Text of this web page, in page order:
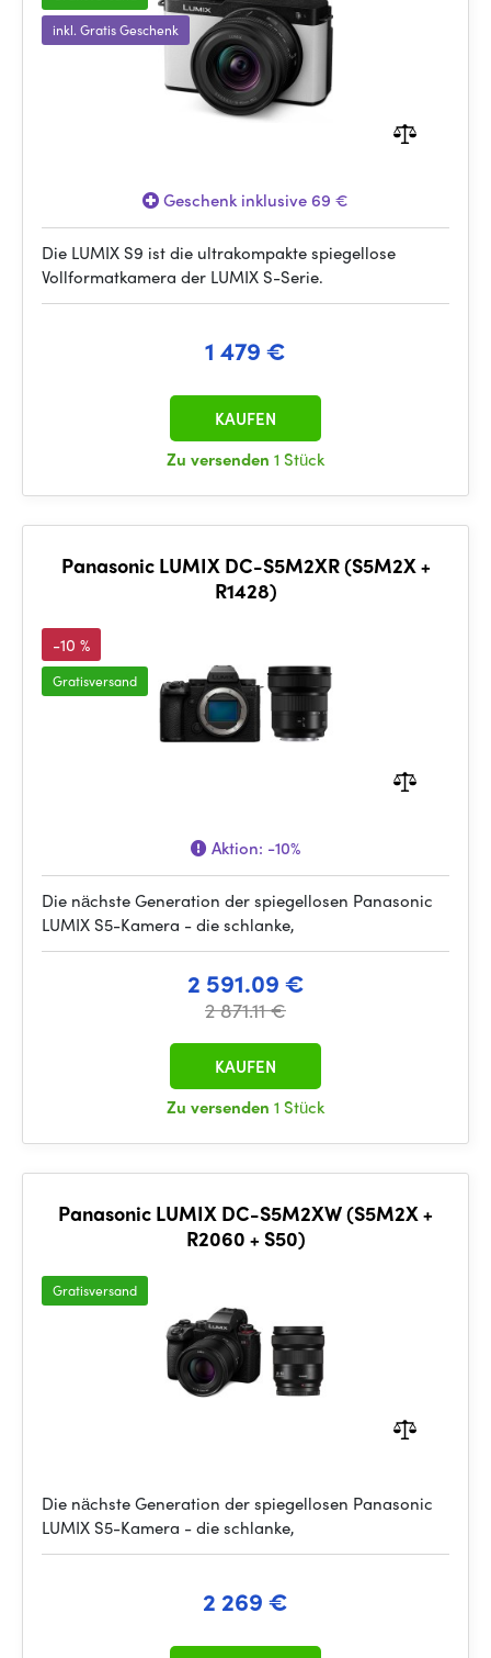
inkl. Gratis Geschenk
Geschenk inklusive 69 €
Die LUMIX S9 ist die ultrakompakte spiegellose
Vollformatkamera der LUMIX S-Serie.
1 479 €
Zu versenden 1 Stück
KAUFEN
Panasonic LUMIX DC-S5M2XR (S5M2X +
R1428)
-10 %
Gratisversand
Aktion: -10%
Die nächste Generation der spiegellosen Panasonic
LUMIX S5-Kamera - die schlanke,
2 591.09 €
2 871.11 €
Zu versenden 1 Stück
KAUFEN
Panasonic LUMIX DC-S5M2XW (S5M2X +
R2060 + S50)
Gratisversand
Die nächste Generation der spiegellosen Panasonic
LUMIX S5-Kamera - die schlanke,
2 269 €